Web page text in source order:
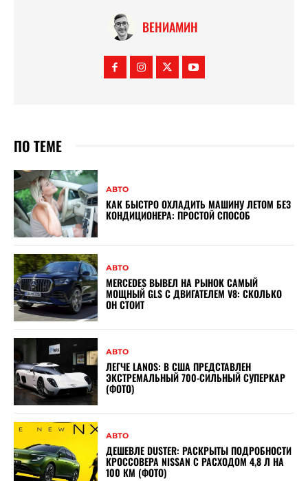
ВЕНИАМИН
ПО ТЕМЕ
АВТО
КАК БЫСТРО ОХЛАДИТЬ МАШИНУ ЛЕТОМ БЕЗ
КОНДИЦИОНЕРА: ПРОСТОЙ СПОСОБ
АВТО
MERCEDES ВЫВЕЛ НА РЫНОК САМЫЙ
МОЩНЫЙ GLS С ДВИГАТЕЛЕМ V8: СКОЛЬКО
ОН СТОИТ
АВТО
ЛЕГЧЕ LANOS: В США ПРЕДСТАВЛЕН
ЭКСТРЕМАЛЬНЫЙ 700-СИЛЬНЫЙ СУПЕРКАР
(ФОТО)
АВТО
ДЕШЕВЛЕ DUSTER: РАСКРЫТЫ ПОДРОБНОСТИ
КРОССОВЕРА NISSAN С РАСХОДОМ 4,8 Л НА
100 КМ (ФОТО)